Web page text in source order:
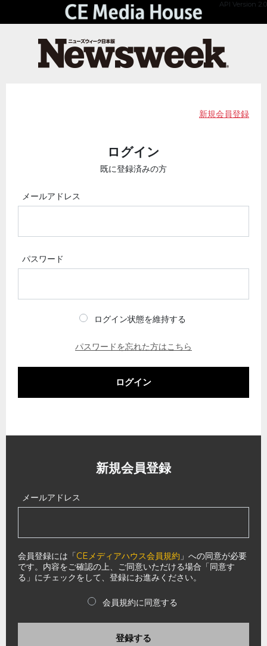
API Version 2.0
新規会員登録
ログイン
既に登録済みの方
メールアドレス
パスワード
ログイン状態を維持する
パスワードを忘れた方はこちら
ログイン
新規会員登録
メールアドレス
会員登録には「CEメディアハウス会員規約 」への同意が必要
です。内容をご確認の上、ご同意いただける場合「同意す
る」にチェックをして、登録にお進みください。
会員規約に同意する
登録する